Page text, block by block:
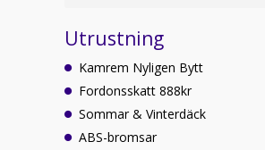
Utrustning
Kamrem Nyligen Bytt
Fordonsskatt 888kr
Sommar & Vinterdäck
ABS-bromsar